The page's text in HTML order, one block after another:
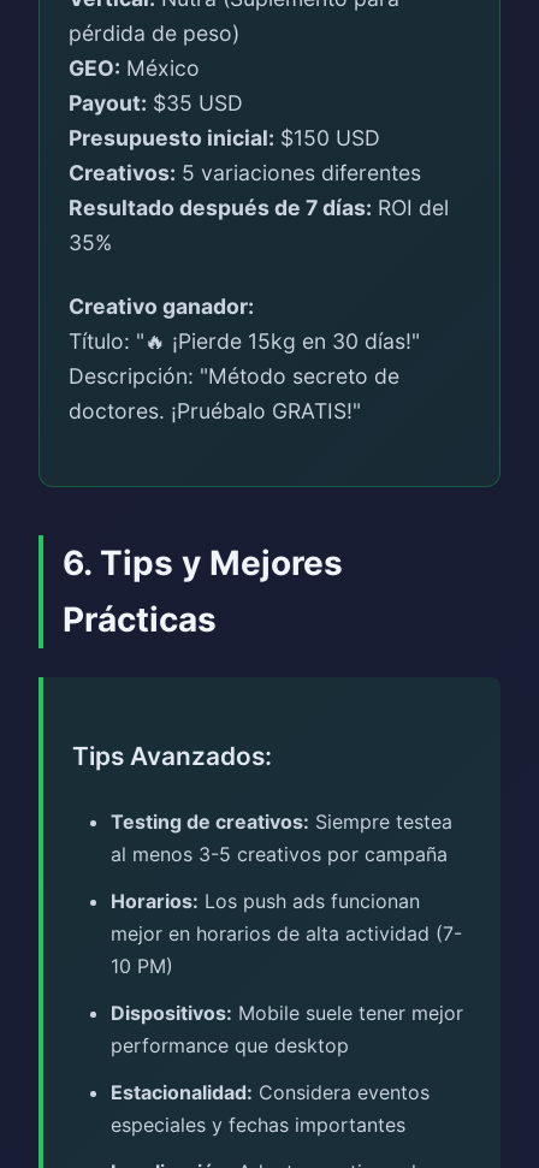
pérdida de peso)
GEO: México
Payout: $35 USD
Presupuesto inicial: $150 USD
Creativos: 5 variaciones diferentes
Resultado después de 7 días: ROI del
35%
Creativo ganador:
Título: "🔥 ¡Pierde 15kg en 30 días!"
Descripción: "Método secreto de
doctores. ¡Pruébalo GRATIS!"
6. Tips y Mejores
Prácticas
Tips Avanzados:
Testing de creativos: Siempre testea
al menos 3-5 creativos por campaña
Horarios: Los push ads funcionan
mejor en horarios de alta actividad (7-
10 PM)
Dispositivos: Mobile suele tener mejor
performance que desktop
Estacionalidad: Considera eventos
especiales y fechas importantes